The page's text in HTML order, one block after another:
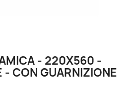
- 220X560 -
- CON GUARNIZIONE